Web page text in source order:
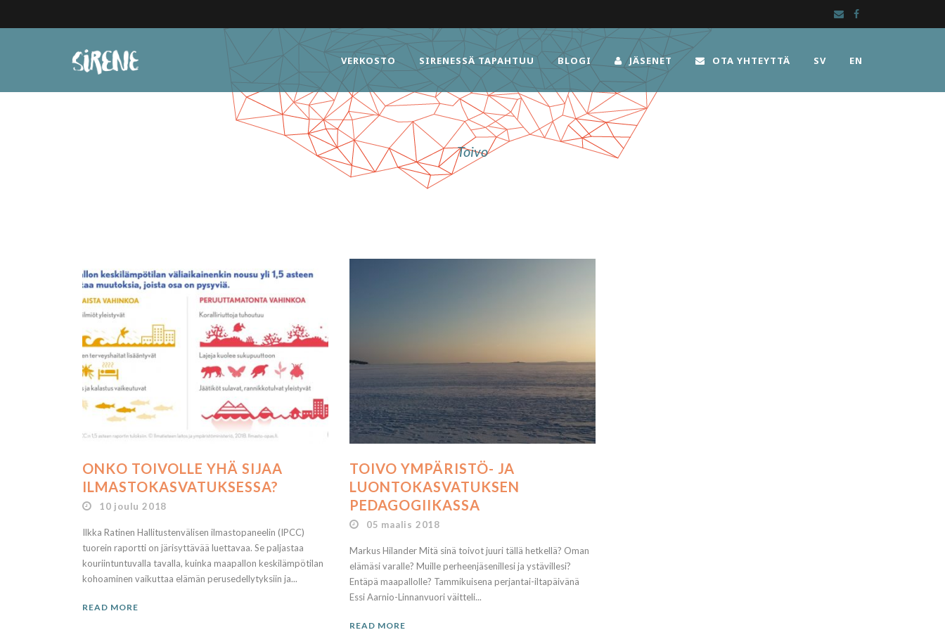
VERKOSTO SIRENESSÄ TAPAHTUU BLOGI JÄSENET OTA YHTEYTTÄ SV EN
Toivo
ONKO TOIVOLLE YHÄ SIJAA
ILMASTOKASVATUKSESSA?
10 joulu 2018
Ilkka Ratinen Hallitustenvälisen ilmastopaneelin (IPCC)
tuorein raportti on järisyttävää luettavaa. Se paljastaa
kouriintuntuvalla tavalla, kuinka maapallon keskilämpötilan
kohoaminen vaikuttaa elämän perusedellytyksiin ja...
READ MORE
TOIVO YMPÄRISTÖ- JA
LUONTOKASVATUKSEN
PEDAGOGIIKASSA
05 maalis 2018
Markus Hilander Mitä sinä toivot juuri tällä hetkellä? Oman
elämäsi varalle? Muille perheenjäsenillesi ja ystävillesi?
Entäpä maapallolle? Tammikuisena perjantai-iltapäivänä
Essi Aarnio-Linnanvuori väitteli...
READ MORE